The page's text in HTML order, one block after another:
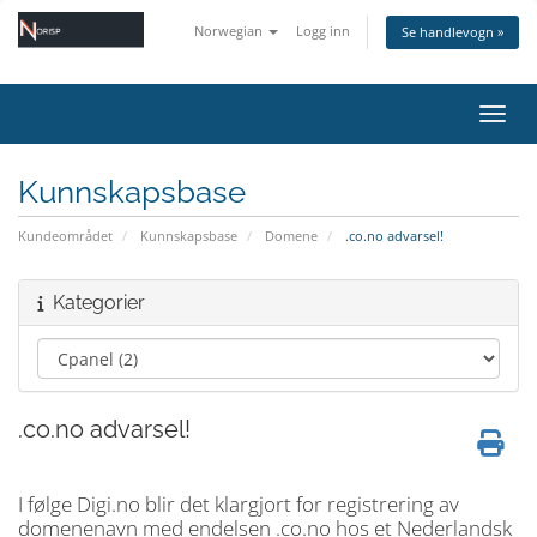
Norwegian Logg inn Se handlevogn »
Bytt
Kunnskapsbase
Kundeområdet Kunnskapsbase Domene .co.no advarsel!
Kategorier
.co.no advarsel!
I følge Digi.no blir det klargjort for registrering av
domenenavn med endelsen .co.no hos et Nederlandsk